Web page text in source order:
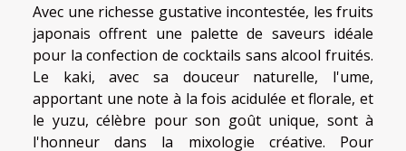
Avec une richesse gustative incontestée, les fruits
japonais offrent une palette de saveurs idéale
pour la confection de cocktails sans alcool fruités.
Le kaki, avec sa douceur naturelle, l'ume,
apportant une note à la fois acidulée et florale, et
le yuzu, célèbre pour son goût unique, sont à
l'honneur dans la mixologie créative. Pour